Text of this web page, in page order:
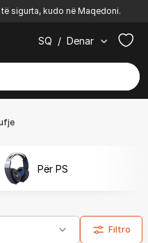
sigurta, kudo në Maqedoni.
SQ / Denar
Për PS
Filtro